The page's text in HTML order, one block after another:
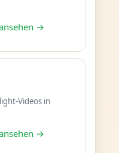
→
Videos in
→